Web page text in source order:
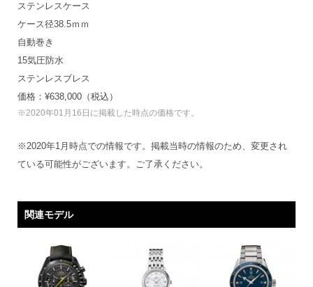
ステンレスケース
ケース径38.5ｍｍ
自動巻き
15気圧防水
ステンレスブレス
価格：¥638,000（税込）
※2020年01月16日に掲載した時点の価格です。
※2020年1月時点での情報です。掲載当時の情報のため、変更され
ている可能性がございます。ご了承ください。
関連モデル